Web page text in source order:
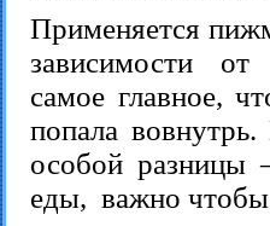
Применяется
зависимости
самое главное,
попала
особой разницы
еды, важно чтобы